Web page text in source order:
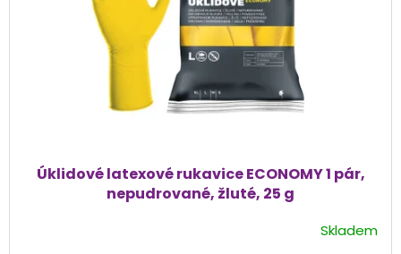
Úklidové latexové rukavice ECONOMY 1 pár,
nepudrované, žluté, 25 g
Skladem